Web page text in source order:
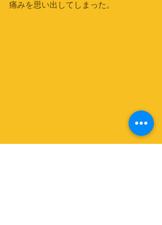
痛みを思い出してしまった。